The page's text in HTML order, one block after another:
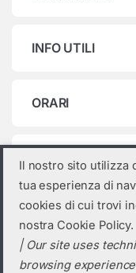
INFO UTILI
ORARI
Categorie
Seleziona una
Il nostro sito utilizza
tua esperienza di
cookies di cui trovi
nostra Cookie Policy.
| Our site uses
browsing